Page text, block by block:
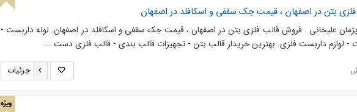
بتن در اصفهان ، قیمت جک سقفی و اسکافلد در اصفهان
علیخانی . فروش قالب فلزی بتن در اصفهان ، قیمت جک سقفی و اسکافلد در اصفهان. لوله داربست -
لوازم داربست فلزی. بهترین خریدار قالب بتن - تجهیزات قالب بندی - قالب فلزی دست ...
جزئیات
ویژه